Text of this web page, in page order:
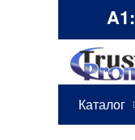
A1:
Каталог